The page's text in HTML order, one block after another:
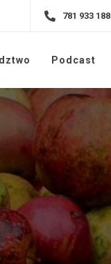
781 933 188
Podcast